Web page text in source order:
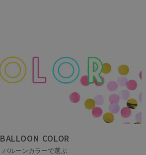
BALLOON COLOR
バルーンカラーで選ぶ